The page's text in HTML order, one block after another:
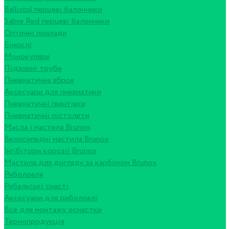
Ballistol перцеві балончики
Sabre Red перцеві балончики
Оптичні прилади
Біноклі
Монокуляри
Підзорні труби
Пневматична зброя
Аксесуари для пневматики
Пневматичні гвинтівки
Пневматичні пістолети
Масла і мастила Brunox
Велосипедні мастила Brunox
Інгібітори корозії Brunox
Мастила для догляду за карбоном Brunox
Риболовля
Рибальські снасті
Аксесуари для риболовлі
Все для монтажу оснастки
Термопродукція